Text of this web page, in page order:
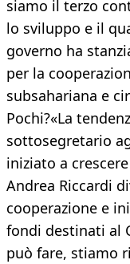
siamo il terzo
lo sviluppo e il
governo ha
per la
subsahariana e
Pochi?«La
sottosegretario
iniziato a
Andrea Riccardi
cooperazione e
fondi destinati al
può fare, stiamo